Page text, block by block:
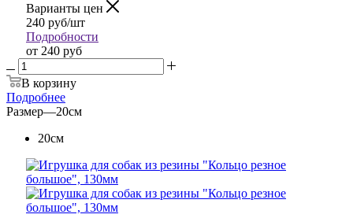
Варианты цен
240 руб/шт
Подробности
от 240 руб
В корзину
Подробнее
Размер—20см
20см